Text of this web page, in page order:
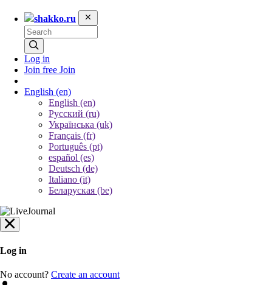
shakko.ru
Log in
Join free Join
English (en)
English (en)
Русский (ru)
Українська (uk)
Français (fr)
Português (pt)
español (es)
Deutsch (de)
Italiano (it)
Беларуская (be)
Log in
No account? Create an account